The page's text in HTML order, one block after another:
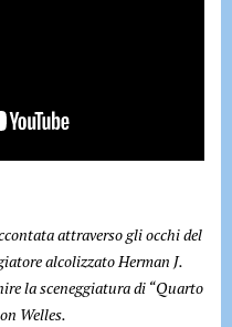
attraverso gli occhi del
alcolizzato Herman J.
la sceneggiatura di “Quarto
Welles.